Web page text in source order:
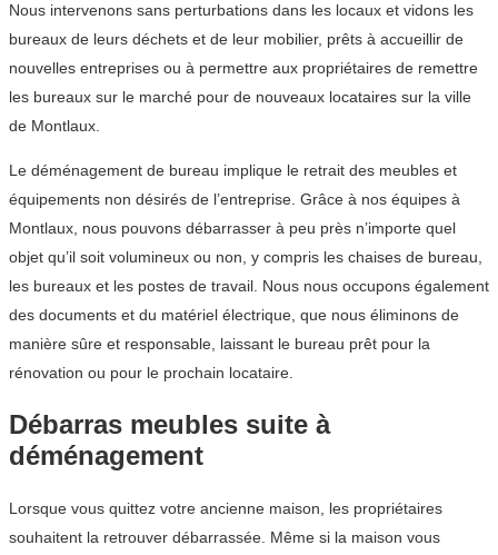
Nous intervenons sans perturbations dans les locaux et vidons les
bureaux de leurs déchets et de leur mobilier, prêts à accueillir de
nouvelles entreprises ou à permettre aux propriétaires de remettre
les bureaux sur le marché pour de nouveaux locataires sur la ville
de Montlaux.
Le déménagement de bureau implique le retrait des meubles et
équipements non désirés de l’entreprise. Grâce à nos équipes à
Montlaux, nous pouvons débarrasser à peu près n’importe quel
objet qu’il soit volumineux ou non, y compris les chaises de bureau,
les bureaux et les postes de travail. Nous nous occupons également
des documents et du matériel électrique, que nous éliminons de
manière sûre et responsable, laissant le bureau prêt pour la
rénovation ou pour le prochain locataire.
Débarras meubles suite à
déménagement
Lorsque vous quittez votre ancienne maison, les propriétaires
souhaitent la retrouver débarrassée. Même si la maison vous